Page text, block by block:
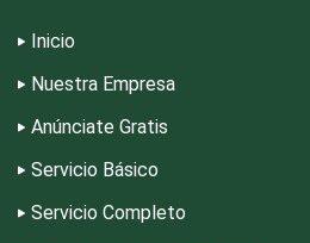
Dentistas
Deportes
Inicio
Nuestra Empresa
Anúnciate Gratis
Servicio Básico
Servicio Completo